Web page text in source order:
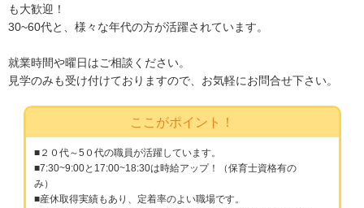
も大歓迎！
30~60代と、様々な年代の方が活躍されています。
就業時間や曜日はご相談ください。
見学のみも受け付けておりますので、お気軽にお問合せ下さい。
ここがポイント！
■２０代～5０代の職員が活躍しています。
■7:30~9:00と17:00~18:30は時給アップ！（保育士資格有の
み）
■産休取得実績もあり、定着率のよい職場です。